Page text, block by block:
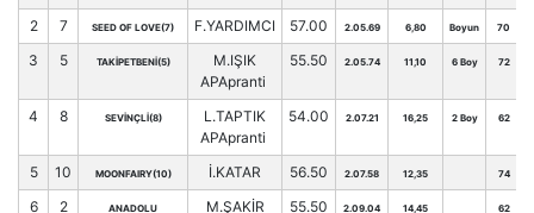
2 7 SEED OF LOVE(7) F.YARDIMCI 57.00 2.05.69 6,80 Boyun 70
3 5 TAKİPETBENİ(5)
M.IŞIK
APApranti
55.50 2.05.74 11,10 6 Boy 72
4 8 SEVİNÇLİ(8)
L.TAPTIK
APApranti
54.00 2.07.21 16,25 2 Boy 62
5 10 MOONFAIRY(10) İ.KATAR 56.50 2.07.58 12,35 74
6 2 ANADOLU M.ŞAKİR 55.50 2.09.04 14,45 62